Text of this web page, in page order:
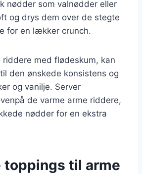
nødder som valnødder eller
og drys dem over de stegte
for en lækker crunch.
riddere med flødeskum, kan
den ønskede konsistens og
og vanilje. Server
de varme arme riddere,
nødder for en ekstra
til arme